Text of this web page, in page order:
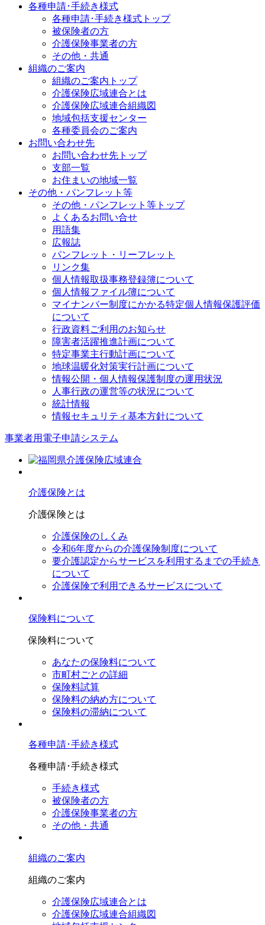
各種申請･手続き様式
各種申請･手続き様式トップ
被保険者の方
介護保険事業者の方
その他・共通
組織のご案内
組織のご案内トップ
介護保険広域連合とは
介護保険広域連合組織図
地域包括支援センター
各種委員会のご案内
お問い合わせ先
お問い合わせ先トップ
支部一覧
お住まいの地域一覧
その他・パンフレット等
その他・パンフレット等トップ
よくあるお問い合せ
用語集
広報誌
パンフレット・リーフレット
リンク集
個人情報取扱事務登録簿について
個人情報ファイル簿について
マイナンバー制度にかかる特定個人情報保護評価
について
行政資料ご利用のお知らせ
障害者活躍推進計画について
特定事業主行動計画について
地球温暖化対策実行計画について
情報公開・個人情報保護制度の運用状況
人事行政の運営等の状況について
統計情報
情報セキュリティ基本方針について
事業者用電子申請システム
介護保険とは
介護保険とは
介護保険のしくみ
令和6年度からの介護保険制度について
要介護認定からサービスを利⽤するまでの⼿続き
について
介護保険で利⽤できるサービスについて
保険料について
保険料について
あなたの保険料について
市町村ごとの詳細
保険料試算
保険料の納め方について
保険料の滞納について
各種申請･手続き様式
各種申請･手続き様式
手続き様式
被保険者の方
介護保険事業者の方
その他・共通
組織のご案内
組織のご案内
介護保険広域連合とは
介護保険広域連合組織図